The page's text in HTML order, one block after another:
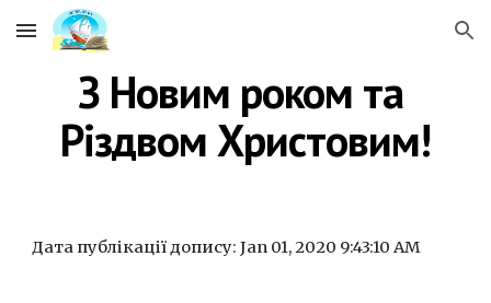
Skip to main content Skip to navigation
З Новим роком та
Різдвом Христовим!
Дата публікації допису: Jan 01, 2020 9:43:10 AM